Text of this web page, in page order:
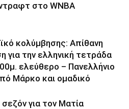
ντραφτ στο WNBA
κολύμβησης: Απίθανη
για την ελληνική τετράδα
ελεύθερο – Πανελλήνιο
Μάρκο και ομαδικό
για τον Ματία